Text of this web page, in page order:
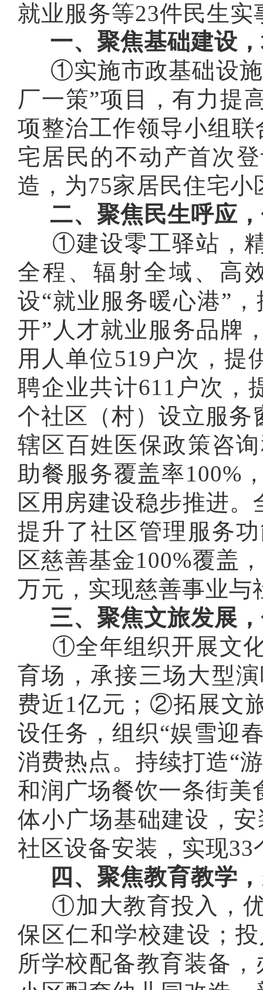
就业服务等23件民生实
一、聚焦基础建设
①实施市政基础设
厂一策”项目，有力提
项整治工作领导小组
宅居民的不动产首次
造，为75家居民住宅
二、聚焦民生呼应
①建设零工驿站，
全程、辐射全域、高
设“就业服务暖心港”
开”人才就业服务品牌
用人单位519户次，提
聘企业共计611户次，
个社区（村）设立服务
辖区百姓医保政策咨
助餐服务覆盖率100%
区用房建设稳步推进。
提升了社区管理服务
区慈善基金100%覆盖
万元，实现慈善事业与
三、聚焦文旅发展
①全年组织开展文
育场，承接三场大型
费近1亿元；②拓展文
设任务，组织“娱雪迎
消费热点。持续打造“
和润广场餐饮一条街美
体小广场基础建设，
社区设备安装 ，实现33
四、聚焦教育教学
①加大教育投入，
保区仁和学校建设；
所学校配备教育装备